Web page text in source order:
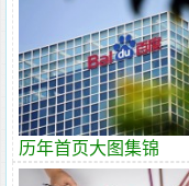
历年首页大图集锦